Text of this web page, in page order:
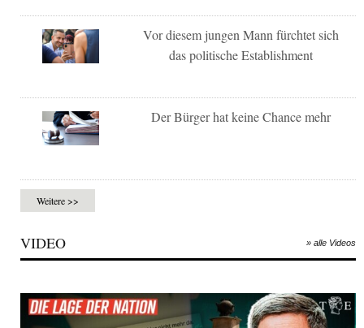
Vor diesem jungen Mann fürchtet sich
das politische Establishment
Der Bürger hat keine Chance mehr
Weitere >>
VIDEO » alle Videos